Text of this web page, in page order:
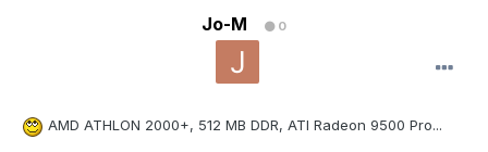
Jo-M 0
AMD ATHLON 2000+, 512 MB DDR, ATI Radeon 9500 Pro...